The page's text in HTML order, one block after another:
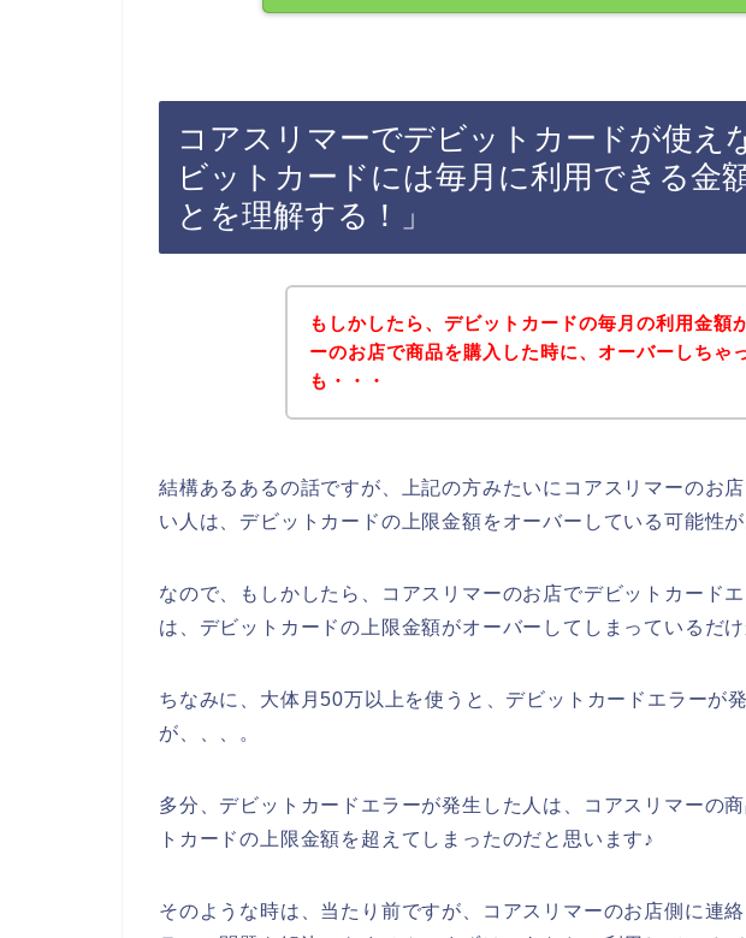
コアスリマーでデビットカードが使え
ビットカードには毎月に利用できる金
とを理解する！」
もしかしたら、デビットカードの毎月の利用金額
ーのお店で商品を購入した時に、オーバーしちゃ
も・・・
結構あるあるの話ですが、上記の方みたいにコアスリマーのお
い人は、デビットカードの上限金額をオーバーしている可能性が
なので、もしかしたら、コアスリマーのお店でデビットカード
は、デビットカードの上限金額がオーバーしてしまっているだ
ちなみに、大体月50万以上を使うと、デビットカードエラーが
が、、、。
多分、デビットカードエラーが発生した人は、コアスリマーの
トカードの上限金額を超えてしまったのだと思います♪
そのような時は、当たり前ですが、コアスリマーのお店側に連